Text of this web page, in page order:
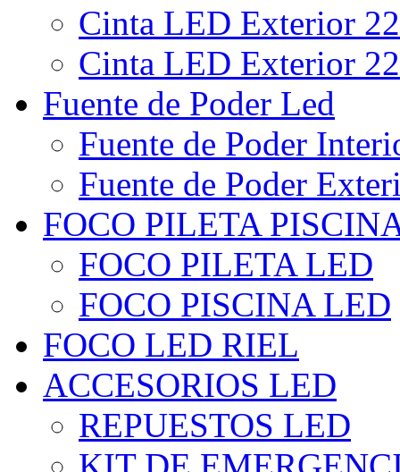
Cinta LED Exterior
Cinta LED Exterior
Fuente de Poder Led
Fuente de Poder
Fuente de Poder
FOCO PILETA
FOCO PILETA LED
FOCO PISCINA LED
FOCO LED RIEL
ACCESORIOS LED
REPUESTOS LED